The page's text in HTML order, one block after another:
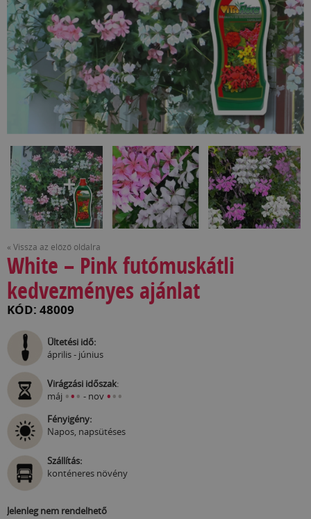
« Vissza az előző oldalra
White – Pink futómuskátli
kedvezményes ajánlat
KÓD: 48009
Ültetési idő:
április - június
Virágzási időszak:
máj ••• - nov •••
Fényigény:
Napos, napsütéses
Szállítás:
konténeres növény
Jelenleg nem rendelhető